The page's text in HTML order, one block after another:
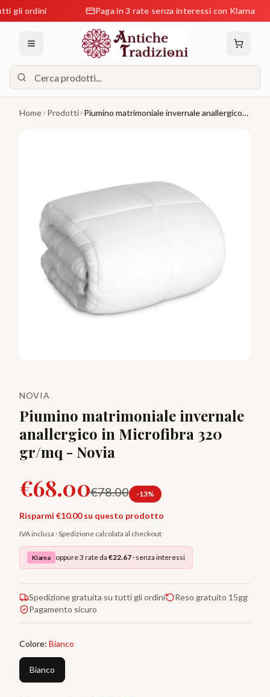
ordini Paga in 3 rate senza interessi con Klarna
Home Prodotti Piumino matrimoniale invernale anallergico
NOVIA
Piumino matrimoniale invernale
anallergico in Microfibra 320
gr/mq - Novia
€68.00€78.00 -13%
Risparmi €10.00su questo prodotto
IVA inclusa · Spedizione calcolata al checkout
Klarna oppure 3 rate da €22.67· senza interessi
Spedizione gratuita su tutti gli ordini
Reso gratuito 15gg
Pagamento sicuro
Colore: Bianco
Bianco